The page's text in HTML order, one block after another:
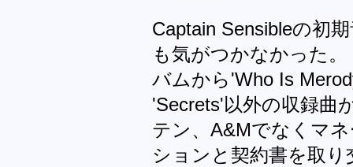
Captain Sensibleの初
も気がつかなかった
バムから'Who Is
'Secrets'以外の収録曲
テン、A&Mでなくマ
ションと契約書を取